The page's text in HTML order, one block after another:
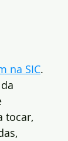
na SIC.
tocar,